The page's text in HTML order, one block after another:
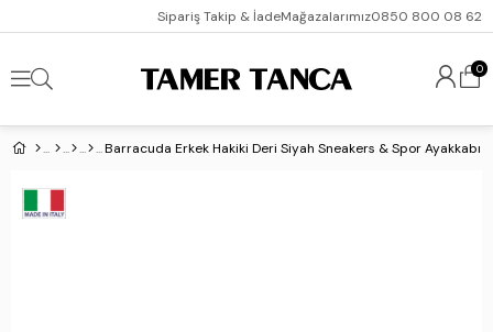
Sipariş Takip & İadeMağazalarımız0850 800 08 62
0
Barracuda Erkek Hakiki Deri Siyah Sneakers & Spor Ayakkabı